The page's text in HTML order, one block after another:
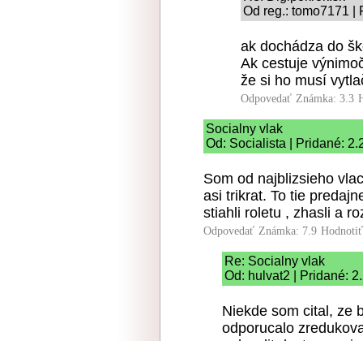
Od reg.: tomo7171 |
ak dochádza do
Ak cestuje
že si ho musí
Odpovedať Známka: 3.3
Socialny vlak
Od: Socialista | Pridané:
Som od najblizsieho
asi trikrat. To tie
stiahli roletu , zhasli a
Odpovedať Známka: 7.9
Re: Socialny vlak
Od: hulvat2 | Pridané:
Niekde som cital, ze
odporucalo